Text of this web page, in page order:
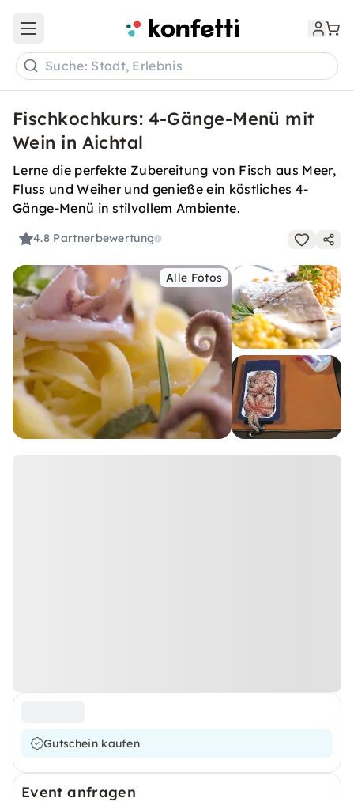
Open main menu
Suche: Stadt, Erlebnis
Fischkochkurs: 4-Gänge-Menü mit
Wein in Aichtal
Lerne die perfekte Zubereitung von Fisch aus Meer,
Fluss und Weiher und genieße ein köstliches 4-
Gänge-Menü in stilvollem Ambiente.
4.8 Partnerbewertung
Alle Fotos
Gutschein kaufen
Event anfragen